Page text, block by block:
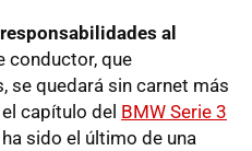
al
conductor, que
se quedará sin carnet más
capítulo del BMW Serie 3
sido el último de una